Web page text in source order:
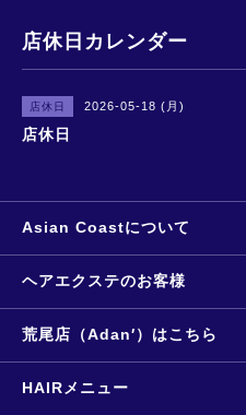
店休日カレンダー
店休日 2026-05-18 (月)
店休日
Asian Coastについて
ヘアエクステのお客様
荒尾店（Adan′）はこちら
HAIRメニュー